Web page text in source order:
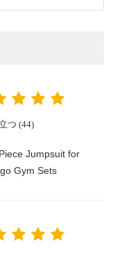
つ (44)
Jumpsuit for
Gym Sets